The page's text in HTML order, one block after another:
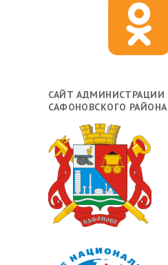
САЙТ АДМИНИСТРАЦИИ
САФОНОВСКОГО РАЙОНА